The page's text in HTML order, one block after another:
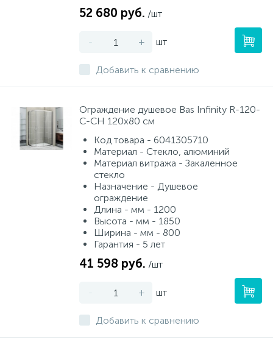
52 680 руб. /шт
- + шт
Добавить к сравнению
Ограждение душевое Bas Infinity R-120-
C-CH 120х80 см
Код товара - 6041305710
Материал - Стекло, алюминий
Материал витража - Закаленное
стекло
Назначение - Душевое
ограждение
Длина - мм - 1200
Высота - мм - 1850
Ширина - мм - 800
Гарантия - 5 лет
41 598 руб. /шт
- + шт
Добавить к сравнению